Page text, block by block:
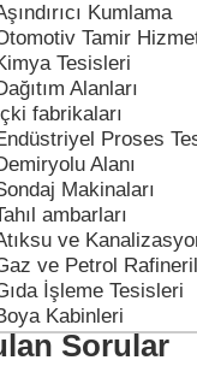
Kumlama
Tamir
Tesisleri
Alanları
fabrikaları
Proses
Alanı
Makinaları
ambarları
ve
ve Petrol
İşleme Tesisleri
Kabinleri
Sorular